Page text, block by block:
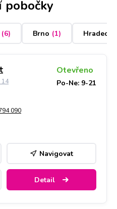
pobočky
(6) Brno (1) Hradec
14
Otevřeno
Po-Ne: 9-21
090
Navigovat
Detail